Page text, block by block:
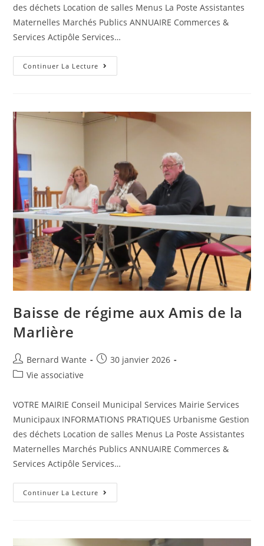
des déchets Location de salles Menus La Poste Assistantes
Maternelles Marchés Publics ANNUAIRE Commerces &
Services Actipôle Services…
Continuer La Lecture
Baisse de régime aux Amis de la
Marlière
Bernard Wante
30 janvier 2026
Vie associative
VOTRE MAIRIE Conseil Municipal Services Mairie Services
Municipaux INFORMATIONS PRATIQUES Urbanisme Gestion
des déchets Location de salles Menus La Poste Assistantes
Maternelles Marchés Publics ANNUAIRE Commerces &
Services Actipôle Services…
Continuer La Lecture